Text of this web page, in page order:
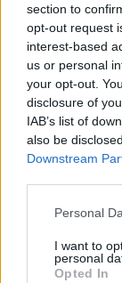
section to
opt-out request
interest-based
us or personal
your opt-out.
disclosure of
IAB’s list of
also be
Downstream
Personal
I want to
personal
Opted In